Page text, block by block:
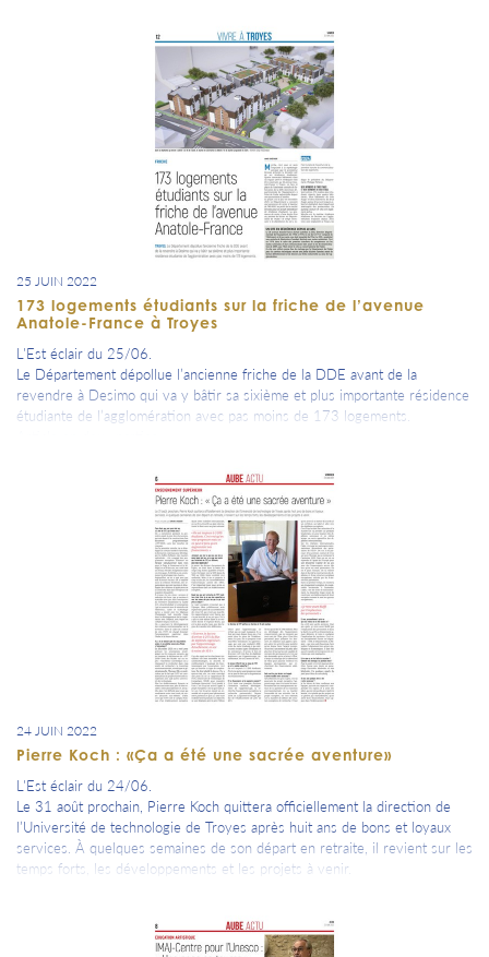
25 JUIN 2022
173 logements étudiants sur la friche de l’avenue
Anatole-France à Troyes
L'Est éclair du 25/06.
Le Département dépollue l’ancienne friche de la DDE avant de la
revendre à Desimo qui va y bâtir sa sixième et plus importante résidence
étudiante de l’agglomération avec pas moins de 173 logements.
24 JUIN 2022
Pierre Koch : «Ça a été une sacrée aventure»
L'Est éclair du 24/06.
Le 31 août prochain, Pierre Koch quittera officiellement la direction de
l’Université de technologie de Troyes après huit ans de bons et loyaux
services. À quelques semaines de son départ en retraite, il revient sur les
temps forts, les développements et les projets à venir.